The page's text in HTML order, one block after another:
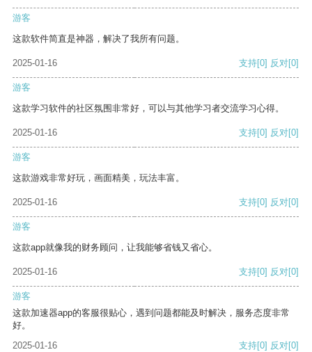
游客
这款软件简直是神器，解决了我所有问题。
2025-01-16 支持[0] 反对[0]
游客
这款学习软件的社区氛围非常好，可以与其他学习者交流学习心得。
2025-01-16 支持[0] 反对[0]
游客
这款游戏非常好玩，画面精美，玩法丰富。
2025-01-16 支持[0] 反对[0]
游客
这款app就像我的财务顾问，让我能够省钱又省心。
2025-01-16 支持[0] 反对[0]
游客
这款加速器app的客服很贴心，遇到问题都能及时解决，服务态度非常
好。
2025-01-16
支持[0] 反对[0]